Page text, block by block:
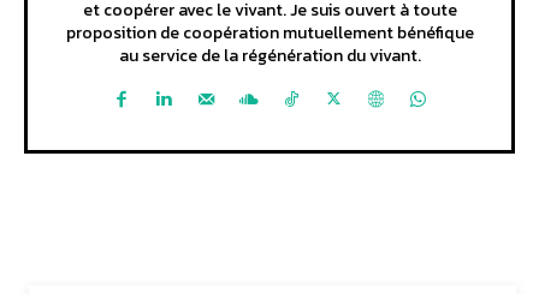
et coopérer avec le vivant. Je suis ouvert à toute
proposition de coopération mutuellement bénéfique
au service de la régénération du vivant.